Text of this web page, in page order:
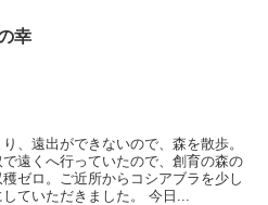
幸
、遠出ができないので、森を散歩。
遠くへ行っていたので、創育の森の
ゼロ。ご近所からコシアブラを少し
ていただきました。 今日...